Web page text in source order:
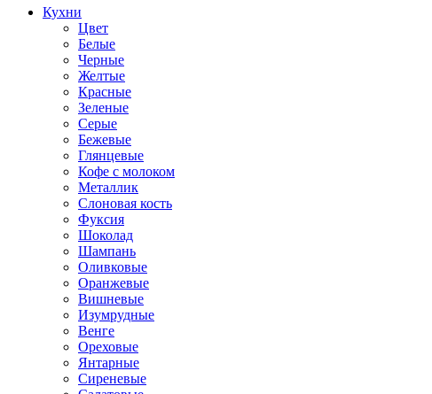
Кухни
Цвет
Белые
Черные
Желтые
Красные
Зеленые
Серые
Бежевые
Глянцевые
Кофе с молоком
Металлик
Слоновая кость
Фуксия
Шоколад
Шампань
Оливковые
Оранжевые
Вишневые
Изумрудные
Венге
Ореховые
Янтарные
Сиреневые